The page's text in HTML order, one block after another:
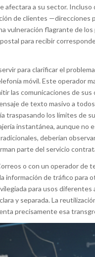
afectara a su sector. Incluso
de clientes —direcciones
vulneración flagrante de
para recibir
para clarificar el
móvil. Este operador
las comunicaciones de
de texto masivo a
traspasando los límites de
instantánea, aunque no
deberían
parte del servicio
o con un operador de
información de tráfico para
para usos diferentes
y separada. La
precisamente esa